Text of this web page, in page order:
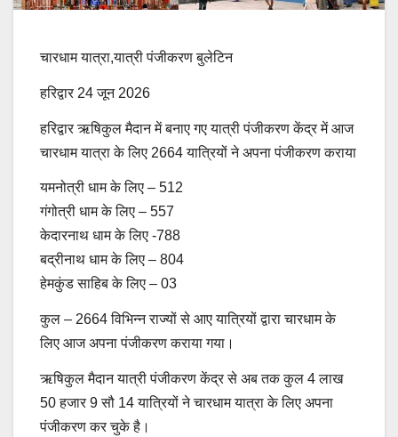
चारधाम यात्रा,यात्री पंजीकरण बुलेटिन
हरिद्वार 24 जून 2026
हरिद्वार ऋषिकुल मैदान में बनाए गए यात्री पंजीकरण केंद्र में आज
चारधाम यात्रा के लिए 2664 यात्रियों ने अपना पंजीकरण कराया
यमनोत्री धाम के लिए – 512
गंगोत्री धाम के लिए – 557
केदारनाथ धाम के लिए -788
बद्रीनाथ धाम के लिए – 804
हेमकुंड साहिब के लिए – 03
कुल – 2664 विभिन्न राज्यों से आए यात्रियों द्वारा चारधाम के
लिए आज अपना पंजीकरण कराया गया।
ऋषिकुल मैदान यात्री पंजीकरण केंद्र से अब तक कुल 4 लाख
50 हजार 9 सौ 14 यात्रियों ने चारधाम यात्रा के लिए अपना
पंजीकरण कर चुके है।